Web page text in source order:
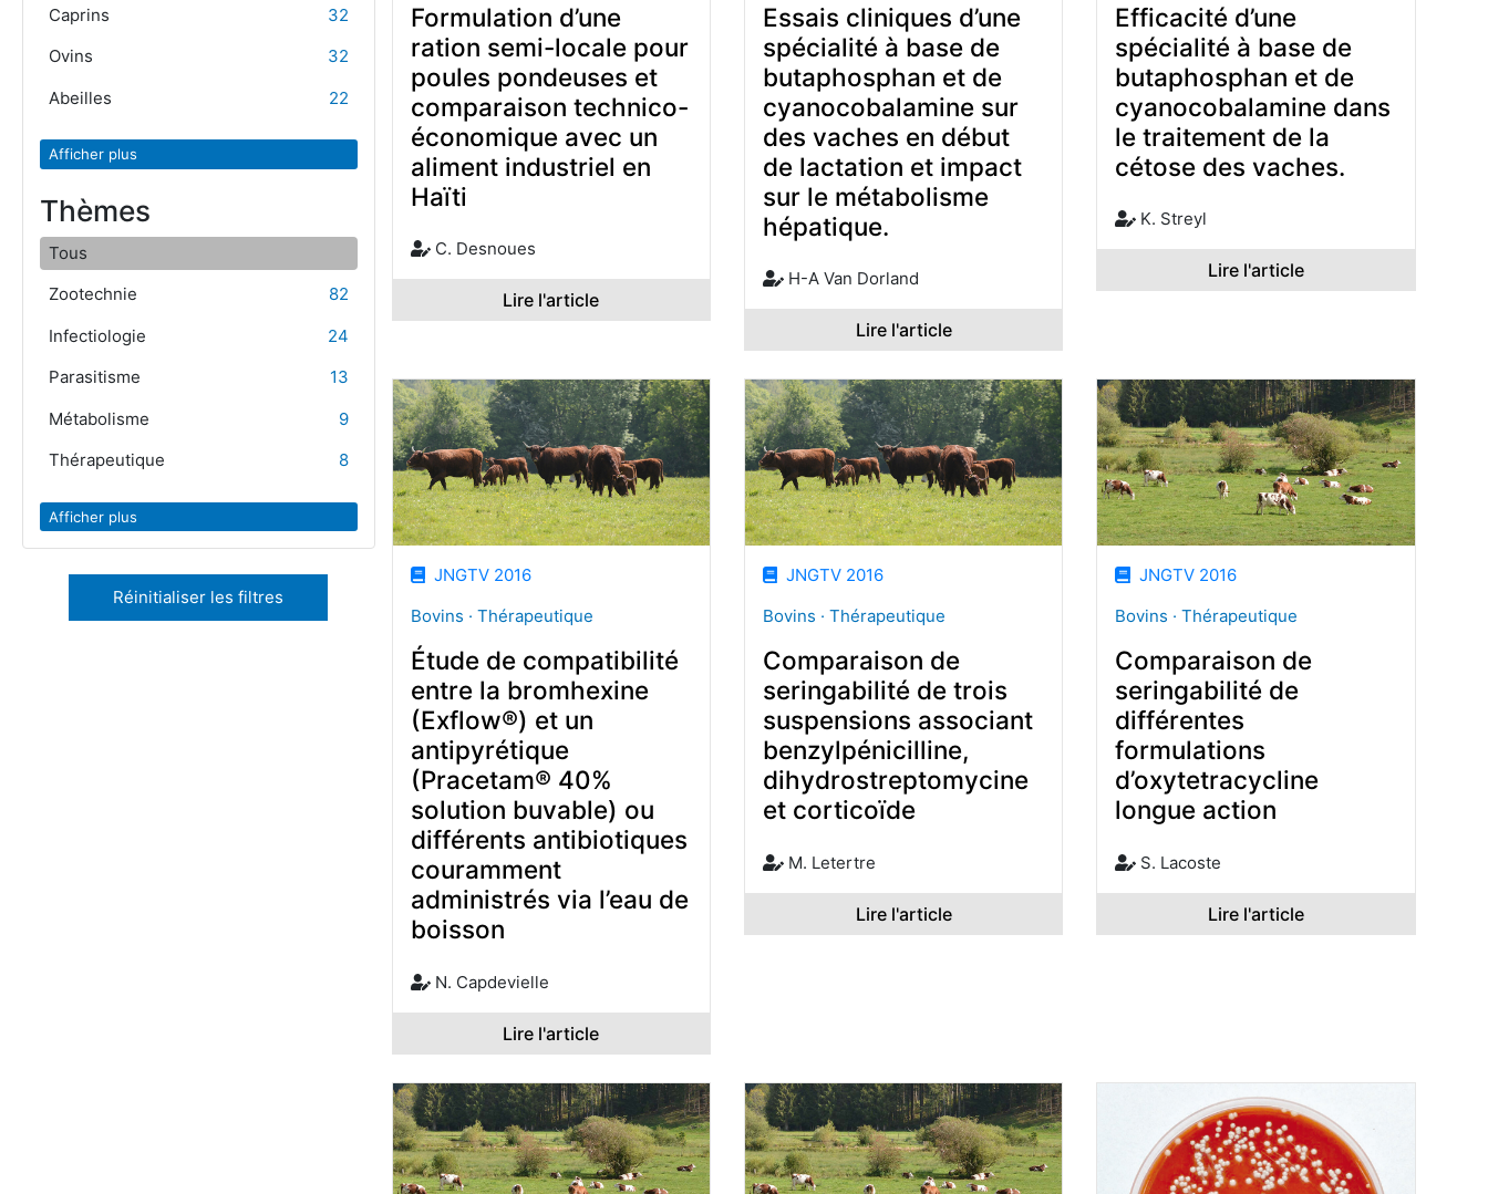
Caprins
32
Ovins
32
Abeilles
22
Afficher plus
Thèmes
Tous
Zootechnie
82
Infectiologie
24
Parasitisme
13
Métabolisme
9
Thérapeutique
8
Afficher plus
Réinitialiser les filtres
Formulation d’une
ration semi-locale pour
poules pondeuses et
comparaison technico-
économique avec un
aliment industriel en
Haïti
C. Desnoues
Lire l'article
Essais cliniques d’une
spécialité à base de
butaphosphan et de
cyanocobalamine sur
des vaches en début
de lactation et impact
sur le métabolisme
hépatique.
H-A Van Dorland
Lire l'article
Efficacité d’une
spécialité à base de
butaphosphan et de
cyanocobalamine dans
le traitement de la
cétose des vaches.
K. Streyl
Lire l'article
JNGTV 2016
Bovins · Thérapeutique
Étude de compatibilité
entre la bromhexine
(Exflow®) et un
antipyrétique
(Pracetam® 40%
solution buvable) ou
différents antibiotiques
couramment
administrés via l’eau de
boisson
N. Capdevielle
Lire l'article
JNGTV 2016
Bovins · Thérapeutique
Comparaison de
seringabilité de trois
suspensions associant
benzylpénicilline,
dihydrostreptomycine
et corticoïde
M. Letertre
Lire l'article
JNGTV 2016
Bovins · Thérapeutique
Comparaison de
seringabilité de
différentes
formulations
d’oxytetracycline
longue action
S. Lacoste
Lire l'article